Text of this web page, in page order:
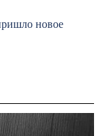
новое